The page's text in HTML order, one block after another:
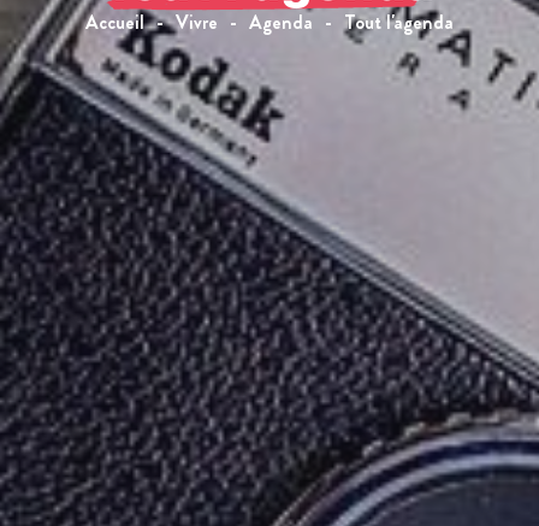
Accueil Vivre Agenda Tout l'agenda
Gazaupouy
Gondrin
Goutz
Lagardère
Maignaut-Tauzia
Mansencôme
Miradoux
Montréal
Nogaro
Pauilhac
Réjaumont
La Romieu